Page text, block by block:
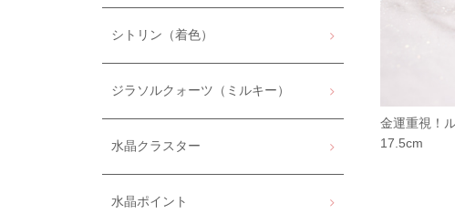
金運重視！
17.5cm
シトリン（着色）
ジラソルクォーツ（ミルキー）
水晶クラスター
水晶ポイント